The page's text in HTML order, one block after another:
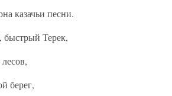
казачьи песни.
Терек,
берег,